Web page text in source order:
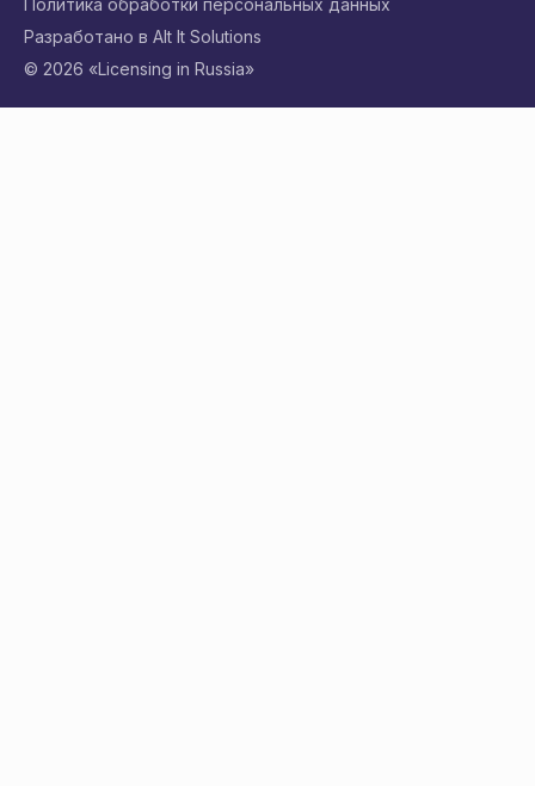
© 2026 «Licensing in Russia»
Политика обработки персональных данных
Разработано в Alt It Solutions